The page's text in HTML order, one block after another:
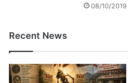
08/10/2019
Recent News